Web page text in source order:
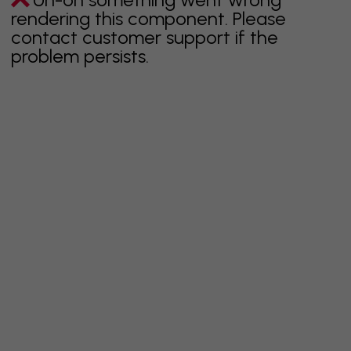
rendering this component. Please
contact customer support if the
problem persists.